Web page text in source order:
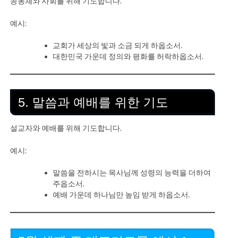
예시:
교회가 세상의 빛과 소금 되게 하옵소서.
대한민국 가운데 정의와 평화를 허락하옵소서.
5. 말씀과 예배를 위한 기도
설교자와 예배를 위해 기도합니다.
예시:
말씀을 전하시는 목사님께 성령의 능력을 더하여
주옵소서.
예배 가운데 하나님만 높임 받게 하옵소서.